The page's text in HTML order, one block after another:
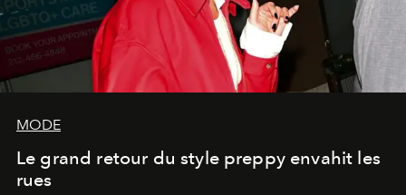
MODE
Le grand retour du style preppy envahit les
rues